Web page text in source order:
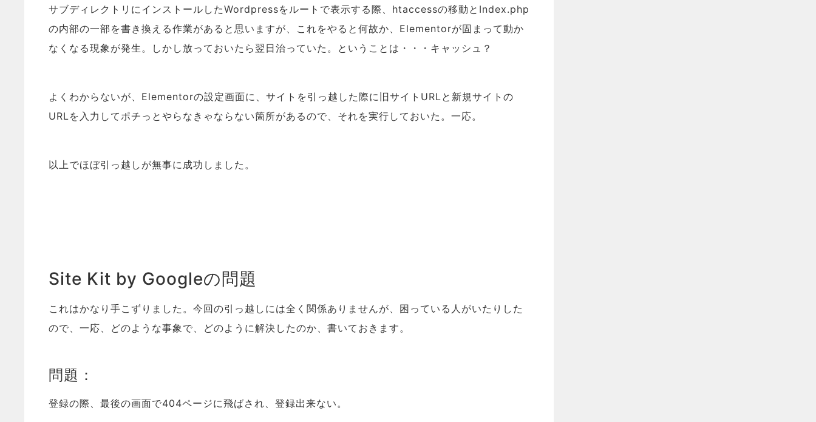
サブディレクトリにインストールしたWordpressをルートで表示する際、htaccessの移動とIndex.php
の内部の一部を書き換える作業があると思いますが、これをやると何故か、Elementorが固まって動か
なくなる現象が発生。しかし放っておいたら翌日治っていた。ということは・・・キャッシュ？
よくわからないが、Elementorの設定画面に、サイトを引っ越した際に旧サイトURLと新規サイトの
URLを入力してポチっとやらなきゃならない箇所があるので、それを実行しておいた。一応。
以上でほぼ引っ越しが無事に成功しました。
Site Kit by Googleの問題
これはかなり手こずりました。今回の引っ越しには全く関係ありませんが、困っている人がいたりした
ので、一応、どのような事象で、どのように解決したのか、書いておきます。
問題：
登録の際、最後の画面で404ページに飛ばされ、登録出来ない。